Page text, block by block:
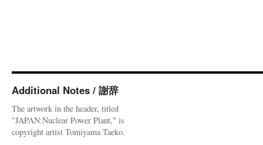
Additional Notes / 謝辞
The artwork in the header, titled
"JAPAN:Nuclear Power Plant," is
copyright artist Tomiyama Taeko.